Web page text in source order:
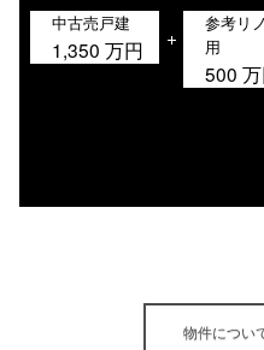
中古売戸建
1,350 万円 +
参考リ
用
500
物件につい